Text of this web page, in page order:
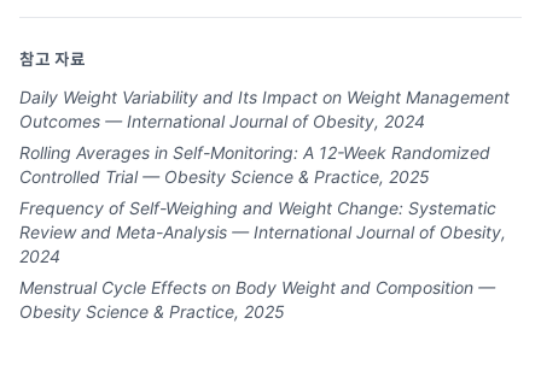
참고 자료
Daily Weight Variability and Its Impact on Weight Management
Outcomes — International Journal of Obesity, 2024
Rolling Averages in Self-Monitoring: A 12-Week Randomized
Controlled Trial — Obesity Science & Practice, 2025
Frequency of Self-Weighing and Weight Change: Systematic
Review and Meta-Analysis — International Journal of Obesity,
2024
Menstrual Cycle Effects on Body Weight and Composition —
Obesity Science & Practice, 2025